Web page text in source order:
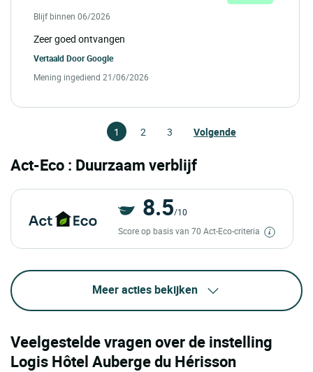
Blijf binnen 06/2026
Zeer goed ontvangen
Vertaald DoorGoogle
Mening ingediend 21/06/2026
1 2 3 Volgende
Act-Eco : Duurzaam verblijf
8.5/10
Score op basis van 70 Act-Eco-criteria
Meer acties bekijken
Veelgestelde vragen over de instelling
Logis Hôtel Auberge du Hérisson